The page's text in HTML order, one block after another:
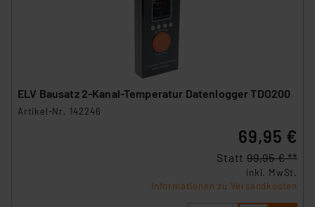
ELV Bausatz 2-Kanal-Temperatur Datenlogger TDO200
Artikel-Nr. 142246
69,95 €
Statt 99,95 € **
inkl. MwSt.
Informationen zu Versandkosten